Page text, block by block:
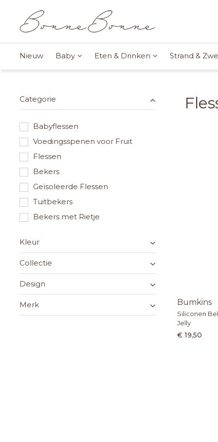
Nieuw Baby Eten & Drinken Strand &
Categorie
Babyflessen
Voedingsspenen voor Fruit
Flessen
Bekers
Geïsoleerde Flessen
Tuitbekers
Bekers met Rietje
Kleur
Collectie
Design
Merk Bumkins
Siliconen
Jelly
€ 19,50